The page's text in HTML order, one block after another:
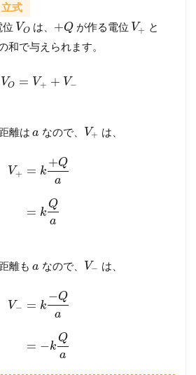
式
位 VO は、 +Q が作る電位 V+ と
和で与えられます。
VO = V+ + V−
離はa なので、 V+ は、
V+ = k
+Q
a
= k
Q
a
離もa なので、 V− は、
V− = k
−Q
a
= −k
Q
a